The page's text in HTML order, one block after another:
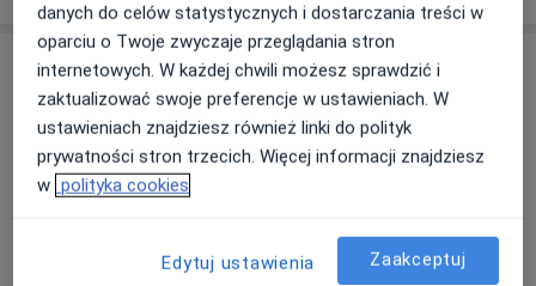
mgr Michał Hoffman
danych do celów statystycznych i dostarczania treści w
oparciu o Twoje zwyczaje przeglądania stron
internetowych. W każdej chwili możesz sprawdzić i
zaktualizować swoje preferencje w ustawieniach. W
ustawieniach znajdziesz również linki do polityk
prywatności stron trzecich. Więcej informacji znajdziesz
w polityka cookies
Edytuj ustawienia Zaakceptuj